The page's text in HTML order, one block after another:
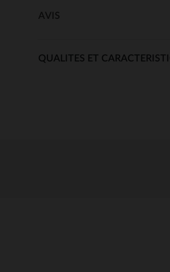
AVIS
QUALITES ET